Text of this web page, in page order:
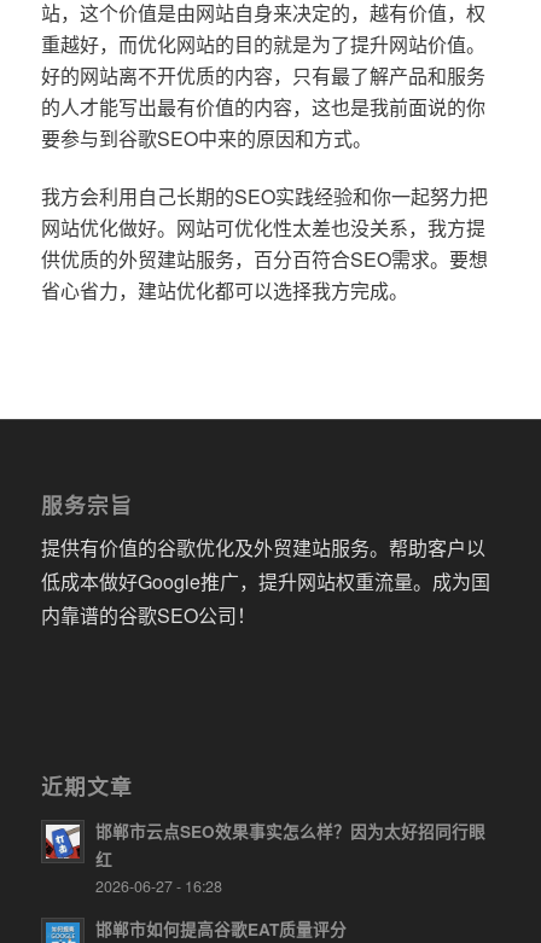
站，这个价值是由网站自身来决定的，越有价值，权
重越好，而优化网站的目的就是为了提升网站价值。
好的网站离不开优质的内容，只有最了解产品和服务
的人才能写出最有价值的内容，这也是我前面说的你
要参与到谷歌SEO中来的原因和方式。
我方会利用自己长期的SEO实践经验和你一起努力把
网站优化做好。网站可优化性太差也没关系，我方提
供优质的外贸建站服务，百分百符合SEO需求。要想
省心省力，建站优化都可以选择我方完成。
服务宗旨
提供有价值的谷歌优化及外贸建站服务。帮助客户以
低成本做好Google推广，提升网站权重流量。成为国
内靠谱的谷歌SEO公司！
近期文章
邯郸市云点SEO效果事实怎么样？因为太好招同行眼
红
2026-06-27 - 16:28
邯郸市如何提高谷歌EAT质量评分